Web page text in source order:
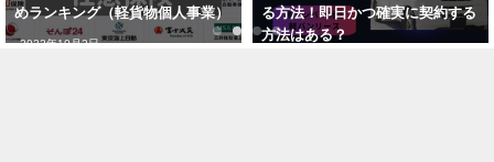
めランキング（軽貨物個人事業）
2022年10月2日
る方法！即日かつ確実に契約する
方法はある？